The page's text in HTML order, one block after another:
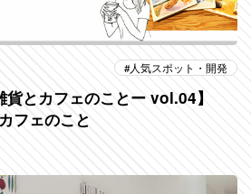
人気スポット・開発
貨とカフェのことー vol.04】
フェのこと